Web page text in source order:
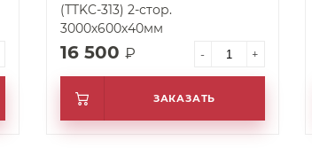
(TTKC-313) 2-стор.
3000х600х40мм
16 500 ₽ - +
ЗАКАЗАТЬ